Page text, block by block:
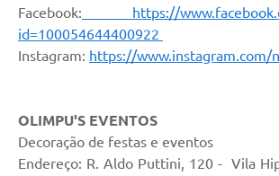
Facebook: https://
id=100054644400922
Instagram: https://www.instagram.com/
OLIMPU'S EVENTOS
Decoração de festas e eventos
Endereço: R. Aldo Puttini, 120 - Vila